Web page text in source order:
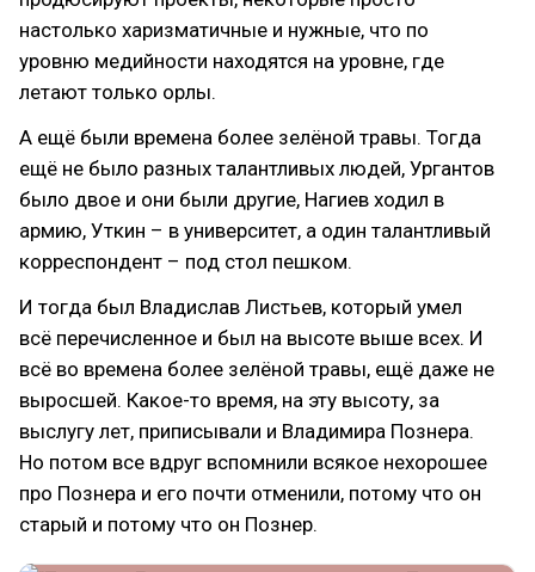
настолько харизматичные и нужные, что по
уровню медийности находятся на уровне, где
летают только орлы.
А ещё были времена более зелёной травы. Тогда
ещё не было разных талантливых людей, Ургантов
было двое и они были другие, Нагиев ходил в
армию, Уткин – в университет, а один талантливый
корреспондент – под стол пешком.
И тогда был Владислав Листьев, который умел
всё перечисленное и был на высоте выше всех. И
всё во времена более зелёной травы, ещё даже не
выросшей. Какое-то время, на эту высоту, за
выслугу лет, приписывали и Владимира Познера.
Но потом все вдруг вспомнили всякое нехорошее
про Познера и его почти отменили, потому что он
старый и потому что он Познер.